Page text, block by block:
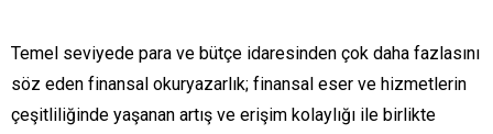
Temel seviyede para ve bütçe idaresinden çok daha fazlasını
söz eden finansal okuryazarlık; finansal eser ve hizmetlerin
çeşitliliğinde yaşanan artış ve erişim kolaylığı ile birlikte